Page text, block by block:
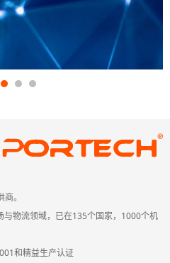
。
物流领域，已在135个国家，1000个机
和精益生产认证